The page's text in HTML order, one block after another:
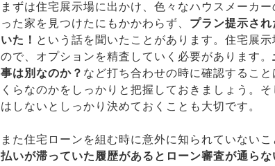
まずは住宅展示場に出かけ、色々なハウスメーカ
った家を見つけたにもかかわらず、 プラン提示さ
いた！ という話を聞いたことがあります。住宅展
ので、オプションを精査していく必要があります。
事は別なのか？ など打ち合わせの時に確認するこ
くらなのかをしっかりと把握しておきましょう。
はしないとしっかり決めておくことも大切です。
また住宅ローンを組む時に意外に知られていないこ
払いが滞っていた履歴があるとローン審査が通らな